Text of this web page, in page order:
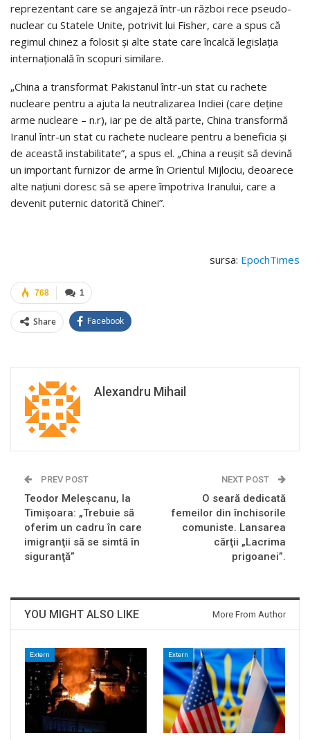
reprezentant care se angajeză într-un război rece pseudo-
nuclear cu Statele Unite, potrivit lui Fisher, care a spus că
regimul chinez a folosit şi alte state care încalcă legislaţia
internaţională în scopuri similare.
„China a transformat Pakistanul într-un stat cu rachete
nucleare pentru a ajuta la neutralizarea Indiei (care deţine
arme nucleare – n.r), iar pe de altă parte, China transformă
Iranul într-un stat cu rachete nucleare pentru a beneficia şi
de această instabilitate”, a spus el. „China a reuşit să devină
un important furnizor de arme în Orientul Mijlociu, deoarece
alte naţiuni doresc să se apere împotriva Iranului, care a
devenit puternic datorită Chinei”.
sursa: EpochTimes
1
768
Share Facebook
Alexandru Mihail
PREV POST
Teodor Meleşcanu, la
Timişoara: „Trebuie să
oferim un cadru în care
imigranţii să se simtă în
siguranţă”
NEXT POST
O seară dedicată
femeilor din închisorile
comuniste. Lansarea
cărţii „Lacrima
prigoanei”.
YOU MIGHT ALSO LIKE More From Author
Extern Extern